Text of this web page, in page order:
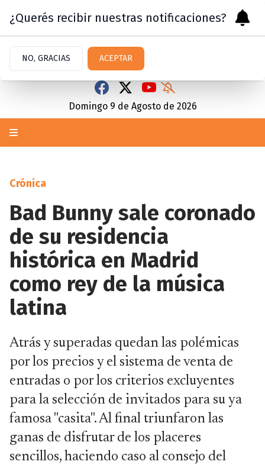
Domingo 9 de Agosto de 2026
Crónica
Bad Bunny sale coronado
de su residencia
histórica en Madrid
como rey de la música
latina
Atrás y superadas quedan las polémicas
por los precios y el sistema de venta de
entradas o por los criterios excluyentes
para la selección de invitados para su ya
famosa "casita". Al final triunfaron las
ganas de disfrutar de los placeres
sencillos, haciendo caso al consejo del
¿Querés recibir nuestras notificaciones?
NO, GRACIAS ACEPTAR